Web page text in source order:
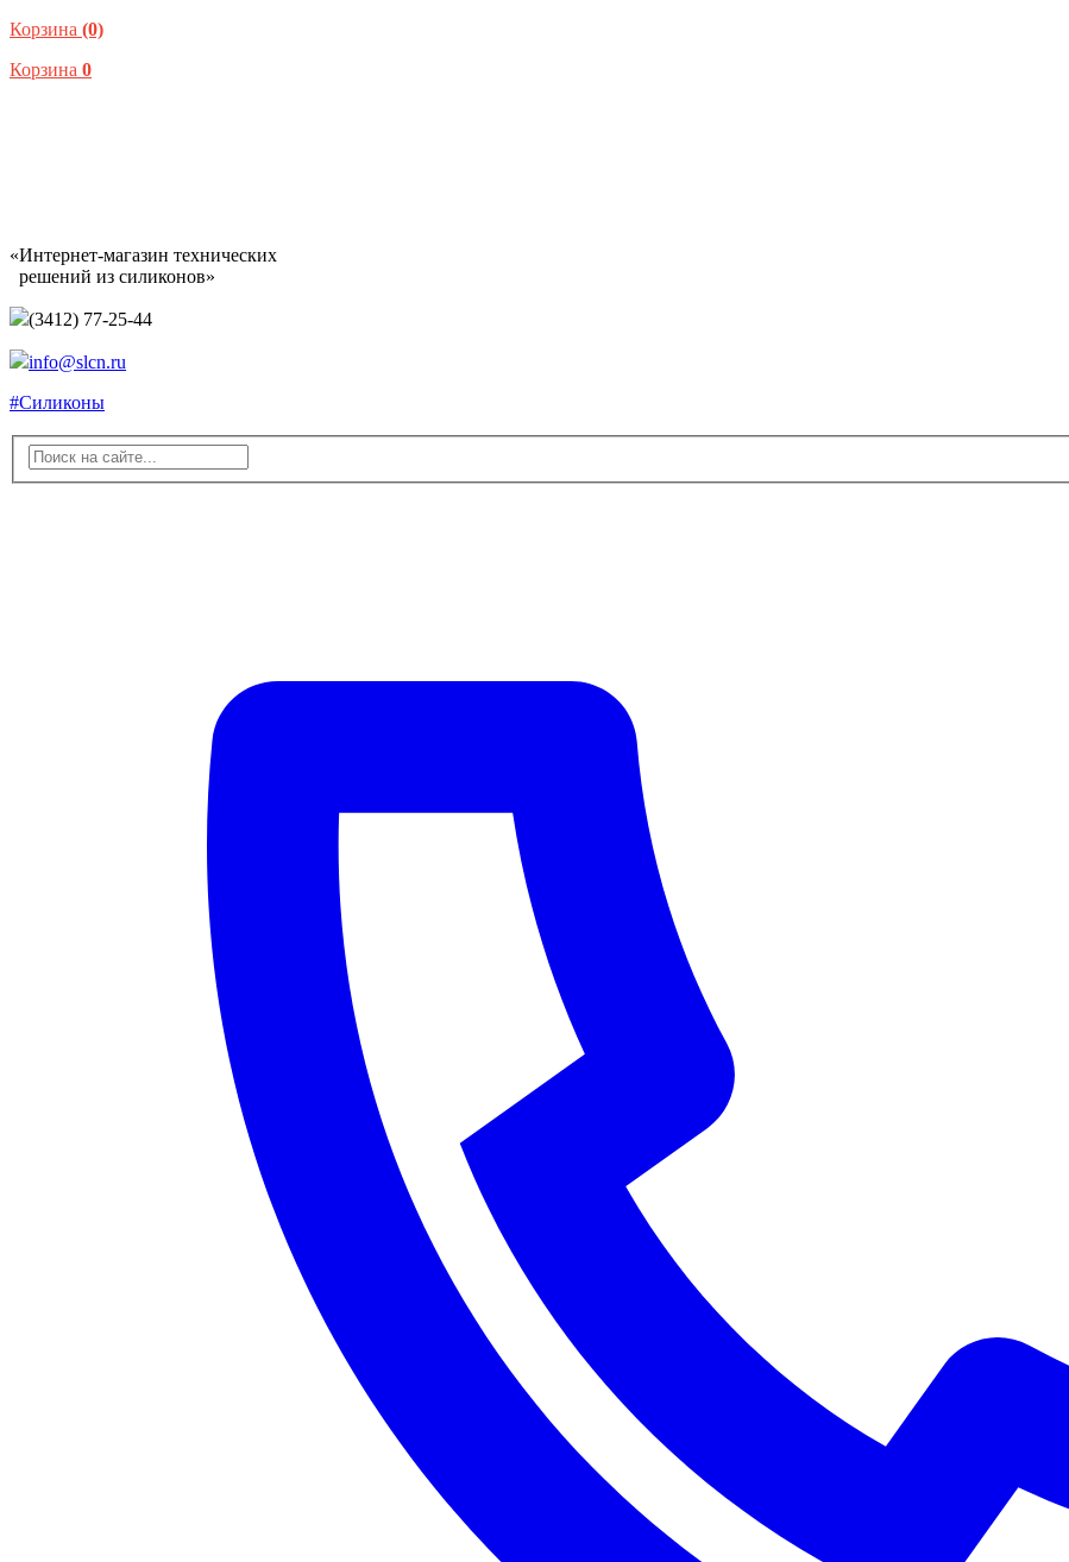
Корзина (0)
Корзина 0
«Интернет-магазин технических
решений из силиконов»
(3412) 77-25-44
info@slcn.ru
#Силиконы